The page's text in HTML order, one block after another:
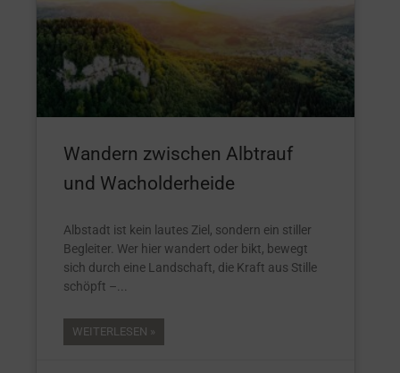
Wandern zwischen Albtrauf
und Wacholderheide
Albstadt ist kein lautes Ziel, sondern ein stiller
Begleiter. Wer hier wandert oder bikt, bewegt
sich durch eine Landschaft, die Kraft aus Stille
schöpft –
WEITERLESEN »